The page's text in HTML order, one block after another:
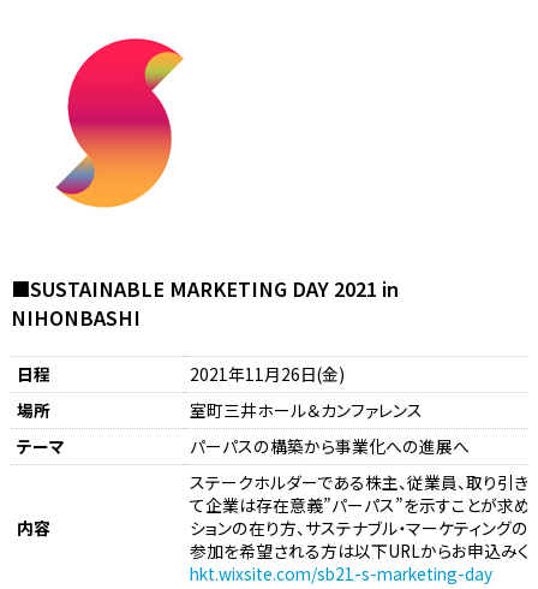
■SUSTAINABLE MARKETING DAY 2021 in
NIHONBASHI
日程
2021年11月26日(金)
場所
室町三井ホール＆カンファレンス
テーマ
パーパスの構築から事業化への進展へ
内容
ステークホルダーである株主、従業員、取り引
て企業は存在意義”パーパス”を示すことが求め
ションの在り方、サステナブル・マーケティング
参加を希望される方は以下URLからお申込みく
hkt.wixsite.com/sb21-s-marketing-day